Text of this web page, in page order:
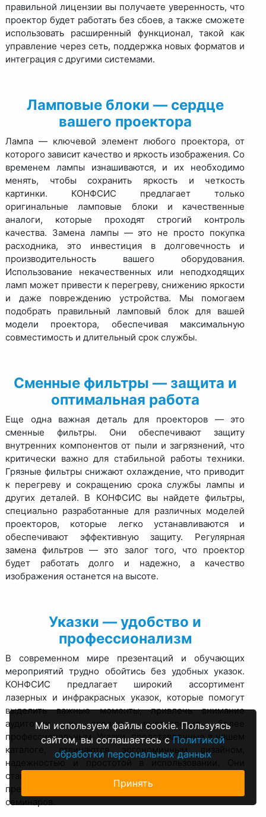
правильной лицензии вы получаете уверенность, что
проектор будет работать без сбоев, а также сможете
использовать расширенный функционал, такой как
управление через сеть, поддержка новых форматов и
интеграция с другими системами.
Ламповые блоки — сердце
вашего проектора
Лампа — ключевой элемент любого проектора, от
которого зависит качество и яркость изображения. Со
временем лампы изнашиваются, и их необходимо
менять, чтобы сохранить яркость и четкость
картинки. КОНФСИС предлагает только
оригинальные ламповые блоки и качественные
аналоги, которые проходят строгий контроль
качества. Замена лампы — это не просто покупка
расходника, это инвестиция в долговечность и
производительность вашего оборудования.
Использование некачественных или неподходящих
ламп может привести к перегреву, снижению яркости
и даже повреждению устройства. Мы помогаем
подобрать правильный ламповый блок для вашей
модели проектора, обеспечивая максимальную
совместимость и длительный срок службы.
Сменные фильтры — защита и
оптимальная работа
Еще одна важная деталь для проекторов — это
сменные фильтры. Они обеспечивают защиту
внутренних компонентов от пыли и загрязнений, что
критически важно для стабильной работы техники.
Грязные фильтры снижают охлаждение, что приводит
к перегреву и сокращению срока службы лампы и
других деталей. В КОНФСИС вы найдете фильтры,
специально разработанные для различных моделей
проекторов, которые легко устанавливаются и
обеспечивают эффективную защиту. Регулярная
замена фильтров — это залог того, что проектор
будет работать долго и надежно, а качество
изображения останется на высоте.
Указки — удобство и
профессионализм
В современном мире презентаций и обучающих
мероприятий трудно обойтись без удобных указок.
КОНФСИС предлагает широкий ассортимент
лазерных и инфракрасных указок, которые помогут
выделить важные моменты, привлечь внимание
аудитории и сделать выступление более
профессиональным. Указки, представленные в нашем
каталоге, отличаются эргономичным дизайном,
надежностью и простотой в использовании. Они
станут незаменимым помощником для
преподавателей, спикеров и ведущих бизнес-
семинаров.
Мы используем файлы cookie. Пользуясь
сайтом, вы соглашаетесь с Политикой
обработки персональных данных
Принять